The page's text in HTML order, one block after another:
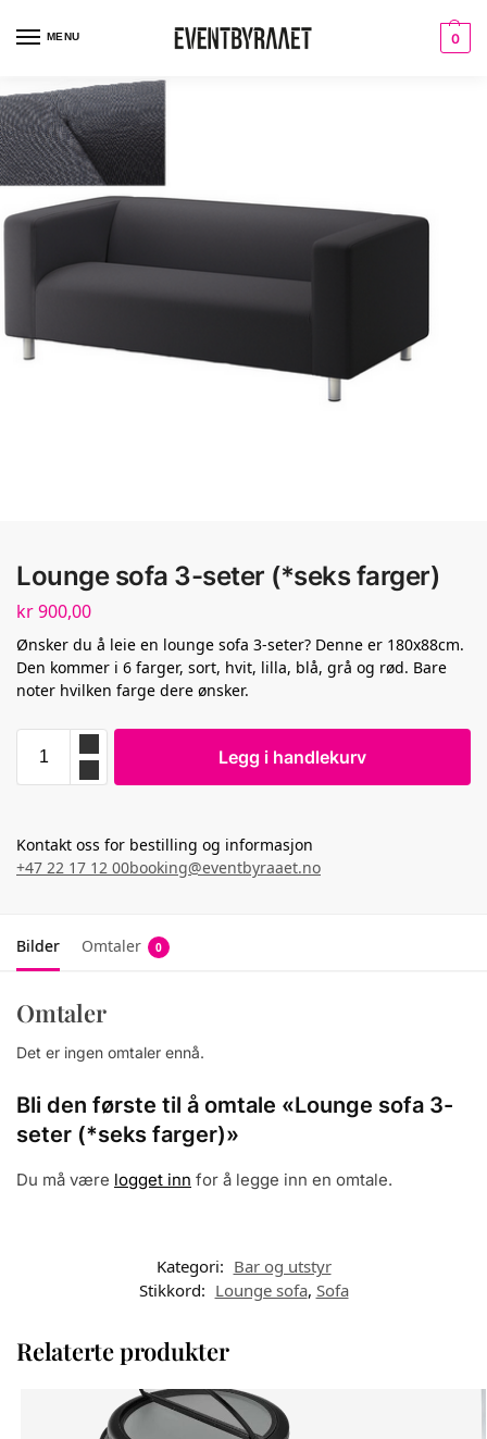
MENU 0
Lounge sofa 3-seter (*seks farger)
kr900,00
Ønsker du å leie en lounge sofa 3-seter? Denne er 180x88cm.
Den kommer i 6 farger, sort, hvit, lilla, blå, grå og rød. Bare
noter hvilken farge dere ønsker.
Legg i handlekurv
Kontakt oss for bestilling og informasjon
+47 22 17 12 00booking@eventbyraaet.no
Bilder Omtaler 0
Omtaler
Det er ingen omtaler ennå.
Bli den første til å omtale «Lounge sofa 3-
seter (*seks farger)»
Du må være logget inn for å legge inn en omtale.
Kategori: Bar og utstyr
Stikkord: Lounge sofa, Sofa
Relaterte produkter